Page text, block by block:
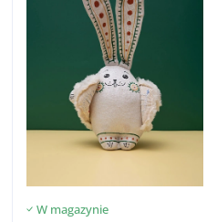
W magazynie